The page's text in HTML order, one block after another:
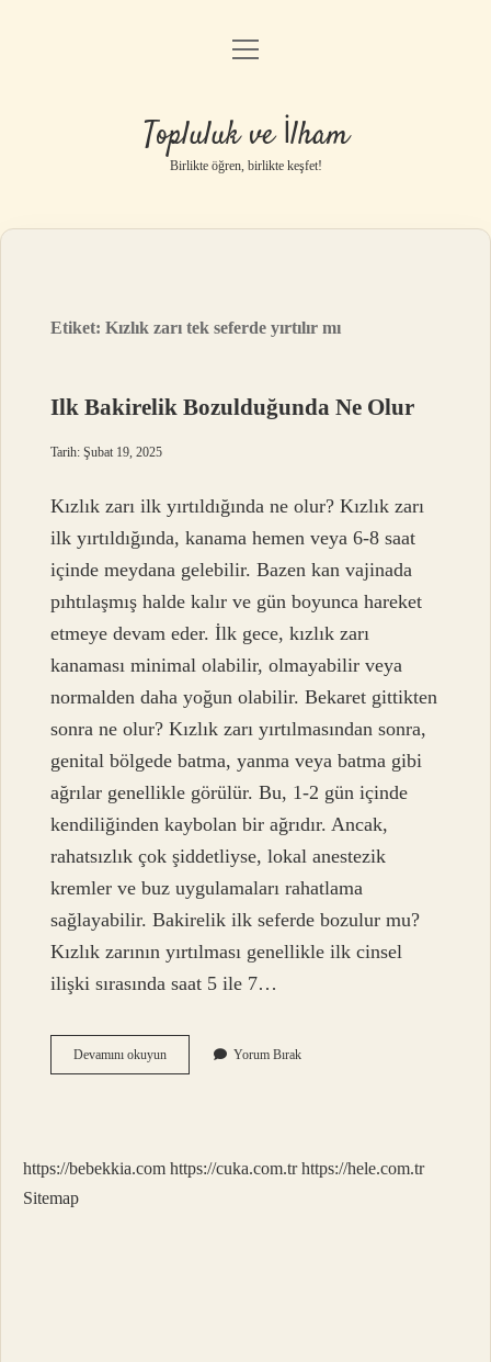
Anasayfa
Gizlilik Politikası
Yasal Uyarı
menüyü
Topluluk ve İlham
Birlikte öğren, birlikte keşfet!
Etiket:Kızlık zarı tek seferde yırtılır mı
Ilk Bakirelik Bozulduğunda Ne Olur
Tarih: Şubat 19, 2025
Kızlık zarı ilk yırtıldığında ne olur? Kızlık zarı
ilk yırtıldığında, kanama hemen veya 6-8 saat
içinde meydana gelebilir. Bazen kan vajinada
pıhtılaşmış halde kalır ve gün boyunca hareket
etmeye devam eder. İlk gece, kızlık zarı
kanaması minimal olabilir, olmayabilir veya
normalden daha yoğun olabilir. Bekaret gittikten
sonra ne olur? Kızlık zarı yırtılmasından sonra,
genital bölgede batma, yanma veya batma gibi
ağrılar genellikle görülür. Bu, 1-2 gün içinde
kendiliğinden kaybolan bir ağrıdır. Ancak,
rahatsızlık çok şiddetliyse, lokal anestezik
kremler ve buz uygulamaları rahatlama
sağlayabilir. Bakirelik ilk seferde bozulur mu?
Kızlık zarının yırtılması genellikle ilk cinsel
ilişki sırasında saat 5 ile 7…
Devamını okuyunIlk
Bakirelik
Yorum Bırak
https://bebekkia.com https://cuka.com.tr https://hele.com.tr
Sitemap